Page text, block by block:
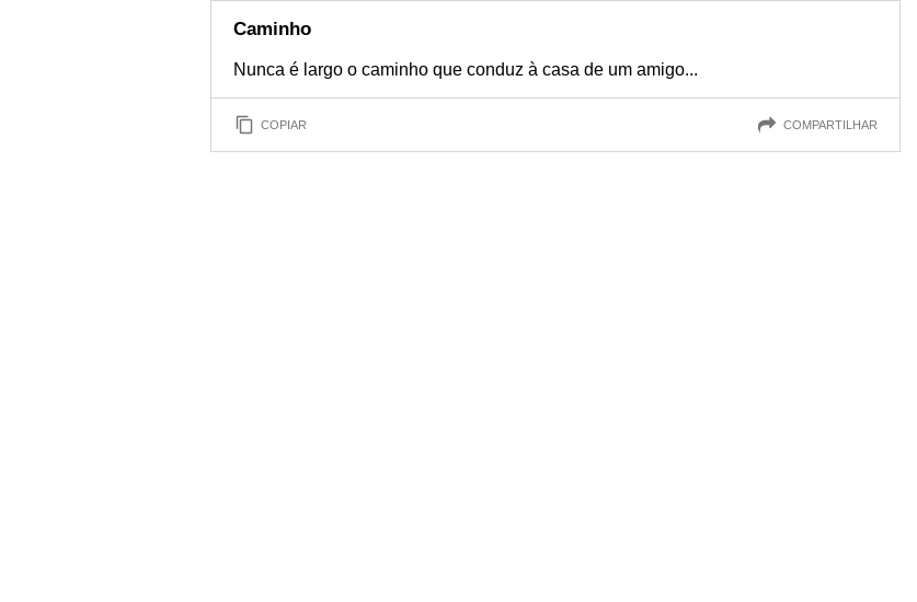
Caminho
Nunca é largo o caminho que conduz à casa de um amigo...
COPIAR COMPARTILHAR